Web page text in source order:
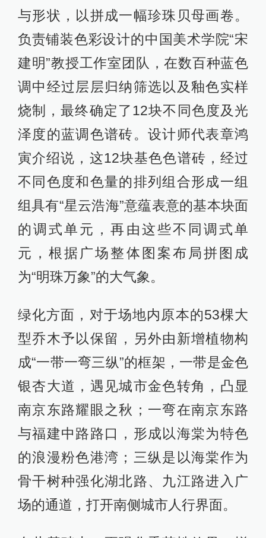
与形状，以拼成一幅珍珠贝母画卷。
负责铺装色彩设计的中国美术学院“宋
建明”教授工作室团队，在数百种蓝色
调中经过层层归纳筛选以及釉色实样
烧制，最终确定了12块不同色度及光
泽度的蓝调色谱砖。设计师代表章鸿
寅介绍说，这12块基色色谱砖，经过
不同色度和色量的排列组合形成一组
组具有“星云浩海”意蕴表意的基本块面
的调式单元，再由这些不同调式单
元，根据广场整体图案布局拼图成
为“明珠万象”的大气象。
绿化方面，对于场地内原本的53棵大
型乔木予以保留，另外由新增植物构
成“一带一弯三纵”的框架，一带是金色
银杏大道，遇见城市金色转角，凸显
南京东路耀眼之秋；一弯在南京东路
与福建中路路口，形成以海棠为特色
的浪漫粉色港湾；三纵是以海棠作为
骨干树种强化湖北路、九江路进入广
场的通道，打开南侧城市人行界面。